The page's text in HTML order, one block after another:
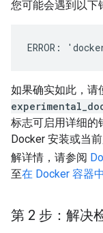
您可能会遇到以下
如果确实如此，请
标志可启用详细的
Docker 安装或当
解详情，请参阅
至在 Docker 容器
第 2 步：解决